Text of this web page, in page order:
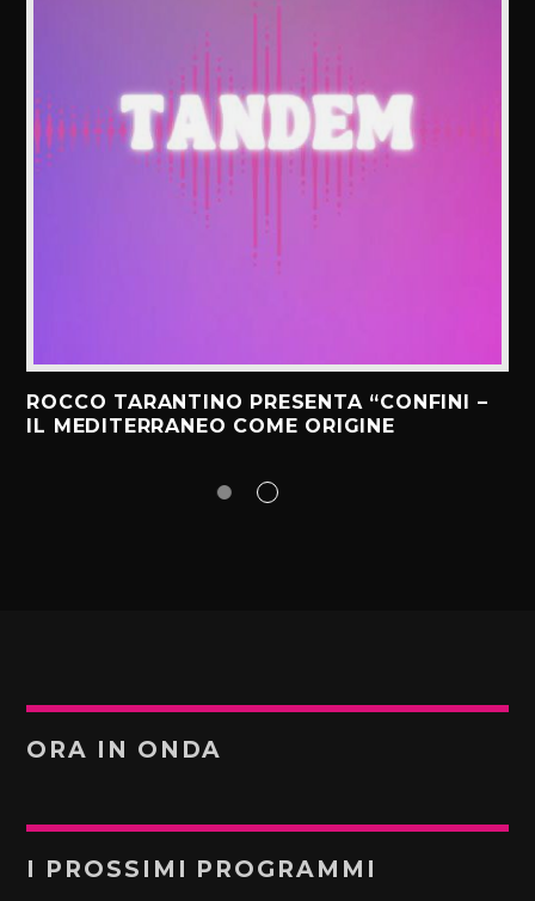
ROCCO TARANTINO PRESENTA “CONFINI –
IL MEDITERRANEO COME ORIGINE
ORA IN ONDA
I PROSSIMI PROGRAMMI